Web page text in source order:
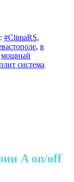
#ClimaRS,
, в
мощный
система
A on/off